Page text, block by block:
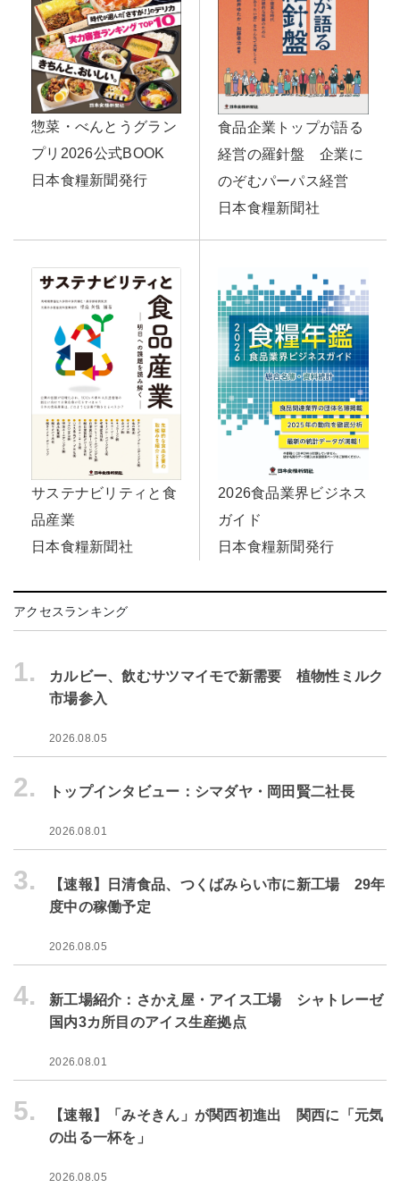
惣菜・べんとうグラン
プリ2026公式BOOK
日本食糧新聞発行
食品企業トップが語る
経営の羅針盤 企業に
のぞむパーパス経営
日本食糧新聞社
サステナビリティと食
品産業
日本食糧新聞社
2026食品業界ビジネス
ガイド
日本食糧新聞発行
アクセスランキング
1.
カルビー、飲むサツマイモで新需要 植物性ミルク
市場参入
2026.08.05
2. トップインタビュー：シマダヤ・岡田賢二社長
2026.08.01
3.
【速報】日清食品、つくばみらい市に新工場 29年
度中の稼働予定
2026.08.05
4.
新工場紹介：さかえ屋・アイス工場 シャトレーゼ
国内3カ所目のアイス生産拠点
2026.08.01
5.
【速報】「みそきん」が関西初進出 関西に「元気
の出る一杯を」
2026.08.05